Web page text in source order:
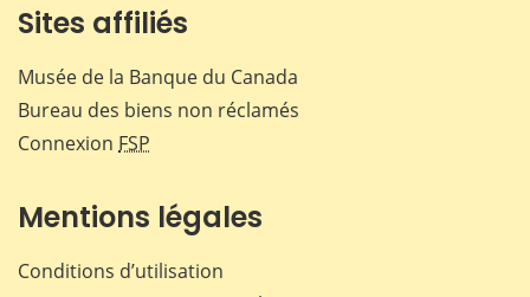
Sites affiliés
Musée de la Banque du Canada
Bureau des biens non réclamés
Connexion FSP
Mentions légales
Conditions d’utilisation